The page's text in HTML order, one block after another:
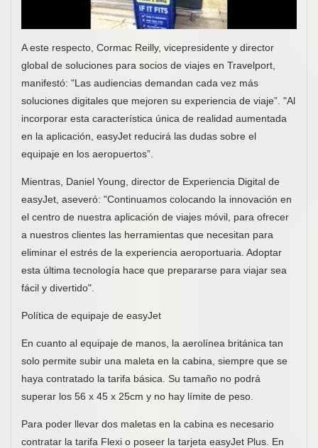
A este respecto, Cormac Reilly, vicepresidente y director
global de soluciones para socios de viajes en Travelport,
manifestó: "Las audiencias demandan cada vez más
soluciones digitales que mejoren su experiencia de viaje”. "Al
incorporar esta característica única de realidad aumentada
en la aplicación, easyJet reducirá las dudas sobre el
equipaje en los aeropuertos”.
Mientras, Daniel Young, director de Experiencia Digital de
easyJet, aseveró: "Continuamos colocando la innovación en
el centro de nuestra aplicación de viajes móvil, para ofrecer
a nuestros clientes las herramientas que necesitan para
eliminar el estrés de la experiencia aeroportuaria. Adoptar
esta última tecnología hace que prepararse para viajar sea
fácil y divertido".
Política de equipaje de easyJet
En cuanto al equipaje de manos, la aerolínea británica tan
solo permite subir una maleta en la cabina, siempre que se
haya contratado la tarifa básica. Su tamaño no podrá
superar los 56 x 45 x 25cm y no hay límite de peso.
Para poder llevar dos maletas en la cabina es necesario
contratar la tarifa Flexi o poseer la tarjeta easyJet Plus. En